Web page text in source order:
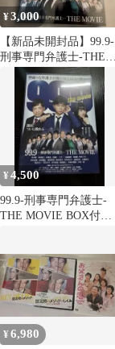
¥3,000
【新品未開封品】99.9-
刑事専門弁護士-THE
MOVIE 豪華版('21「9
¥4,500
99.9-刑事専門弁護士-
THE MOVIE BOX付き
¥6,980